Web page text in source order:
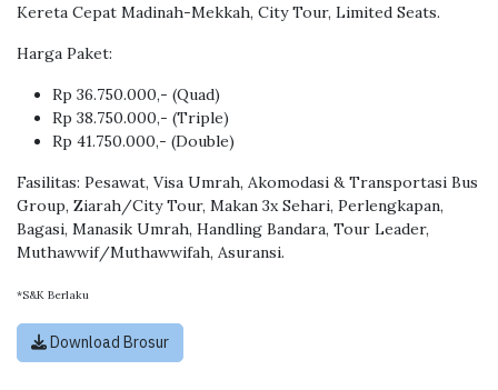
Kereta Cepat Madinah-Mekkah, City Tour, Limited Seats.
Harga Paket:
Rp 36.750.000,- (Quad)
Rp 38.750.000,- (Triple)
Rp 41.750.000,- (Double)
Fasilitas: Pesawat, Visa Umrah, Akomodasi & Transportasi Bus
Group, Ziarah/City Tour, Makan 3x Sehari, Perlengkapan,
Bagasi, Manasik Umrah, Handling Bandara, Tour Leader,
Muthawwif/Muthawwifah, Asuransi.
*S&K Berlaku
Download Brosur